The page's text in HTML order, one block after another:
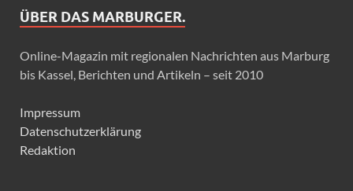
ÜBER DAS MARBURGER.
Online-Magazin mit regionalen Nachrichten aus Marburg
bis Kassel, Berichten und Artikeln – seit 2010
Impressum
Datenschutzerklärung
Redaktion